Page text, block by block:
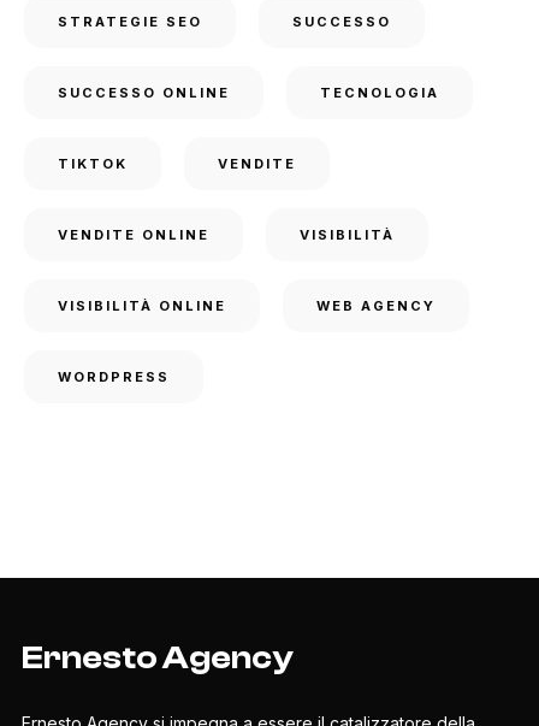
STRATEGIE SEO SUCCESSO
SUCCESSO ONLINE TECNOLOGIA
TIKTOK VENDITE
VENDITE ONLINE VISIBILITÀ
VISIBILITÀ ONLINE WEB AGENCY
WORDPRESS
Ernesto Agency